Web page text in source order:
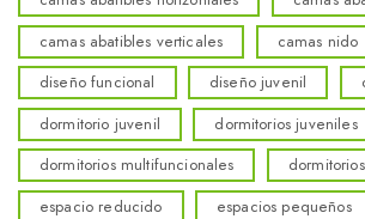
camas abatibles verticales
camas nido
diseño funcional
diseño juvenil
dormitorio juvenil
dormitorios juveniles
dormitorios multifuncionales
espacio reducido
espacios pequeños